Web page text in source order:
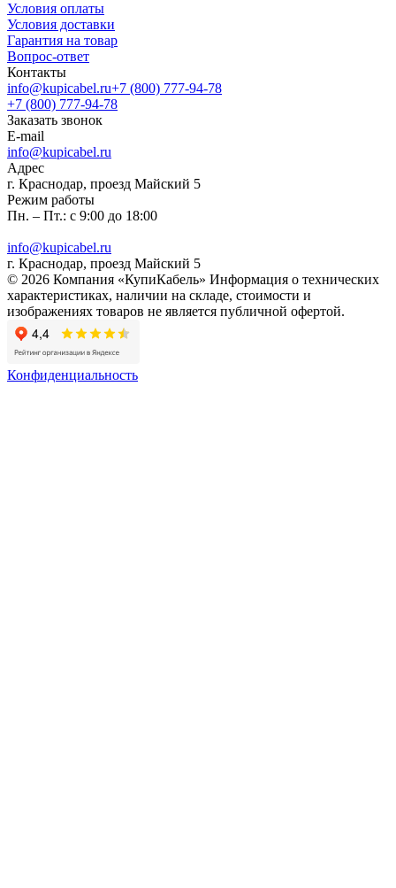
Условия оплаты
Условия доставки
Гарантия на товар
Вопрос-ответ
Контакты
info@kupicabel.ru+7 (800) 777-94-78
+7 (800) 777-94-78
Заказать звонок
E-mail
info@kupicabel.ru
Адрес
г. Краснодар, проезд Майский 5
Режим работы
Пн. – Пт.: с 9:00 до 18:00
info@kupicabel.ru
г. Краснодар, проезд Майский 5
© 2026 Компания «КупиКабель» Информация о технических
характеристиках, наличии на складе, стоимости и
изображениях товаров не является публичной офертой.
Конфиденциальность